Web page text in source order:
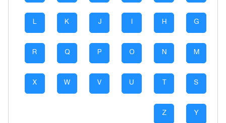
G
H
I
J
K
L
M
N
O
P
Q
R
S
T
U
V
W
X
Y
Z